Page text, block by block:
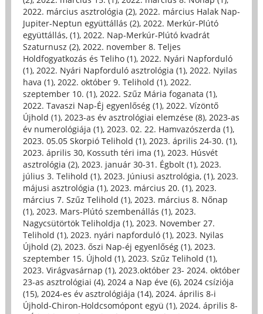
2022. március asztrológia (2), 2022. március Halak Nap-
Jupiter-Neptun együttállás (2), 2022. Merkúr-Plútó
együttállás, (1), 2022. Nap-Merkúr-Plútó kvadrát
Szaturnusz (2), 2022. november 8. Teljes
Holdfogyatkozás és Teliho (1), 2022. Nyári Napforduló
(1), 2022. Nyári Napforduló asztrológia (1), 2022. Nyilas
hava (1), 2022. október 9. Telihold (1), 2022.
szeptember 10. (1), 2022. Szűz Mária foganata (1),
2022. Tavaszi Nap-Éj egyenlőség (1), 2022. Vízöntő
Újhold (1), 2023-as év asztrológiai elemzése (8), 2023-as
év numerológiája (1), 2023. 02. 22. Hamvazószerda (1),
2023. 05.05 Skorpió Telihold (1), 2023. április 24-30. (1),
2023. április 30, Kossuth téri ima (1), 2023. Húsvét
asztrológia (2), 2023. január 30-31. Égbolt (1), 2023.
július 3. Telihold (1), 2023. Júniusi asztrológia, (1), 2023.
májusi asztrológia (1), 2023. március 20. (1), 2023.
március 7. Szűz Telihold (1), 2023. március 8. Nőnap
(1), 2023. Mars-Plútó szembenállás (1), 2023.
Nagycsütörtök Teliholdja (1), 2023. November 27.
Telihold (1), 2023. nyári napforduló (1), 2023. Nyilas
Újhold (2), 2023. őszi Nap-éj egyenlőség (1), 2023.
szeptember 15. Újhold (1), 2023. Szűz Telihold (1),
2023. Virágvasárnap (1), 2023.október 23- 2024. október
23-as asztrológiai (4), 2024 a Nap éve (6), 2024 csíziója
(15), 2024-es év asztrológiája (14), 2024. április 8-i
Újhold-Chiron-Holdcsomópont együ (1), 2024. április 8-